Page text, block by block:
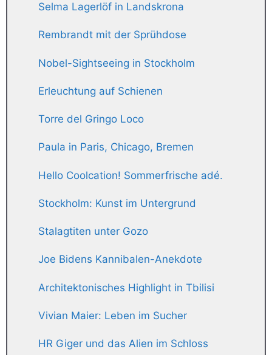
Selma Lagerlöf in Landskrona
Rembrandt mit der Sprühdose
Nobel-Sightseeing in Stockholm
Erleuchtung auf Schienen
Torre del Gringo Loco
Paula in Paris, Chicago, Bremen
Hello Coolcation! Sommerfrische adé.
Stockholm: Kunst im Untergrund
Stalagtiten unter Gozo
Joe Bidens Kannibalen-Anekdote
Architektonisches Highlight in Tbilisi
Vivian Maier: Leben im Sucher
HR Giger und das Alien im Schloss